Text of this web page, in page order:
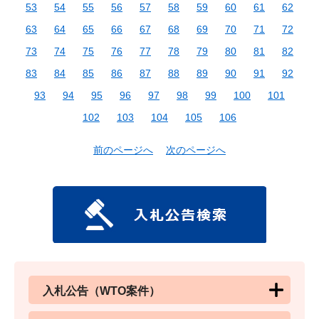
53
54 55 56 57 58 59 60 61
62
63
64 65 66 67 68 69 70 71
72
73
74 75 76 77 78 79 80 81
82
83
84 85 86 87 88 89 90 91
92
93
94 95 96 97 98 99 100
101
102
103 104 105 106
前のページへ 次のページへ
入札公告（WTO案件）